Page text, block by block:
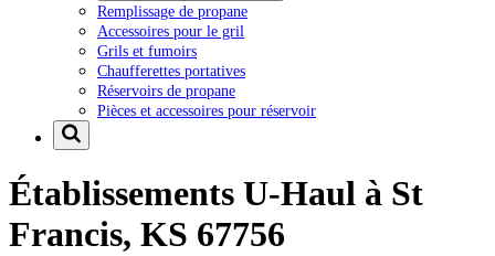
Remplissage de propane
Accessoires pour le gril
Grils et fumoirs
Chaufferettes portatives
Réservoirs de propane
Pièces et accessoires pour réservoir
Établissements U-Haul à St
Francis, KS 67756